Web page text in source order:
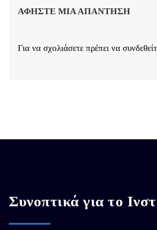
ΑΦΉΣΤΕ ΜΙΑ ΑΠΆΝΤΗΣΗ
Για να σχολιάσετε πρέπει να
Συνοπτικά για το